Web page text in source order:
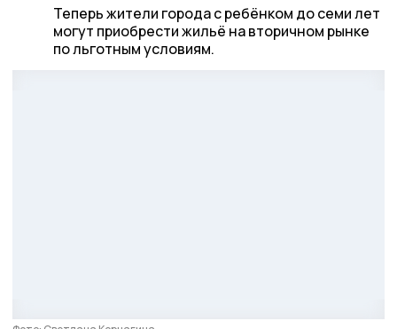
Теперь жители города с ребёнком до семи лет
могут приобрести жильё на вторичном рынке
по льготным условиям.